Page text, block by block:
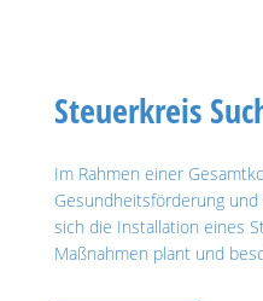
Steuerkreis
Im Rahmen einer
Gesundheitsförderung
sich die Installation eines
Maßnahmen plant und